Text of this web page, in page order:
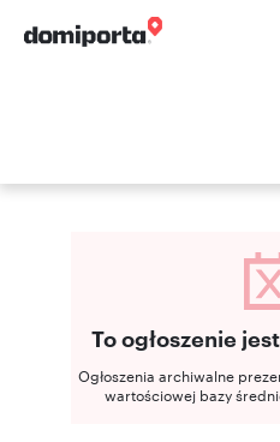
To ogłoszenie
Ogłoszenia archiwalne
wartościowej bazy